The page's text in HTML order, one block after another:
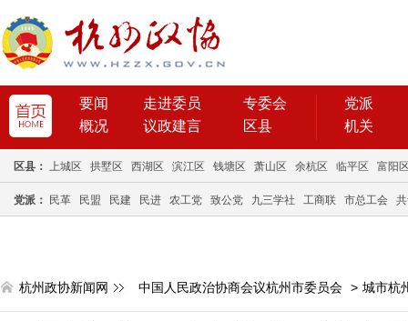
要闻 走进委员
专委会
概况
议政建言 区县
党派
机关
区县： 上城区 拱墅区 西湖区 滨江区 钱塘区 萧山区 余杭区 临平区 富阳
党派： 民革 民盟 民建 民进 农工党 致公党 九三学社 工商联 市总工会
杭州政协新闻网 中国人民政治协商会议杭州市委员会 > 城市杭